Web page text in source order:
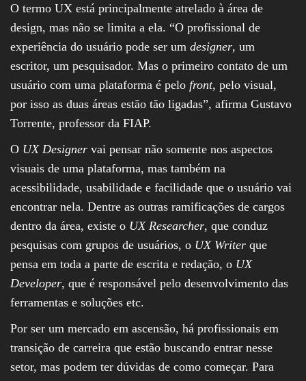
O termo UX está principalmente atrelado à área de
design, mas não se limita a ela. “O profissional de
experiência do usuário pode ser um designer, um
escritor, um pesquisador. Mas o primeiro contato de um
usuário com uma plataforma é pelo front, pelo visual,
por isso as duas áreas estão tão ligadas”, afirma Gustavo
Torrente, professor da FIAP.
O UX Designer vai pensar não somente nos aspectos
visuais de uma plataforma, mas também na
acessibilidade, usabilidade e facilidade que o usuário vai
encontrar nela. Dentre as outras ramificações de cargos
dentro da área, existe o UX Researcher, que conduz
pesquisas com grupos de usuários, o UX Writer que
pensa em toda a parte de escrita e redação, o UX
Developer, que é responsável pelo desenvolvimento das
ferramentas e soluções etc.
Por ser um mercado em ascensão, há profissionais em
transição de carreira que estão buscando entrar nesse
setor, mas podem ter dúvidas de como começar. Para